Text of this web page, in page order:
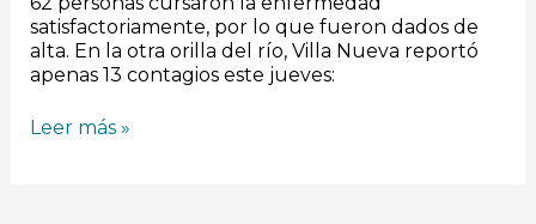
satisfactoriamente, por lo que fueron dados de
alta. En la otra orilla del río, Villa Nueva reportó
apenas 13 contagios este jueves:
Leer más »